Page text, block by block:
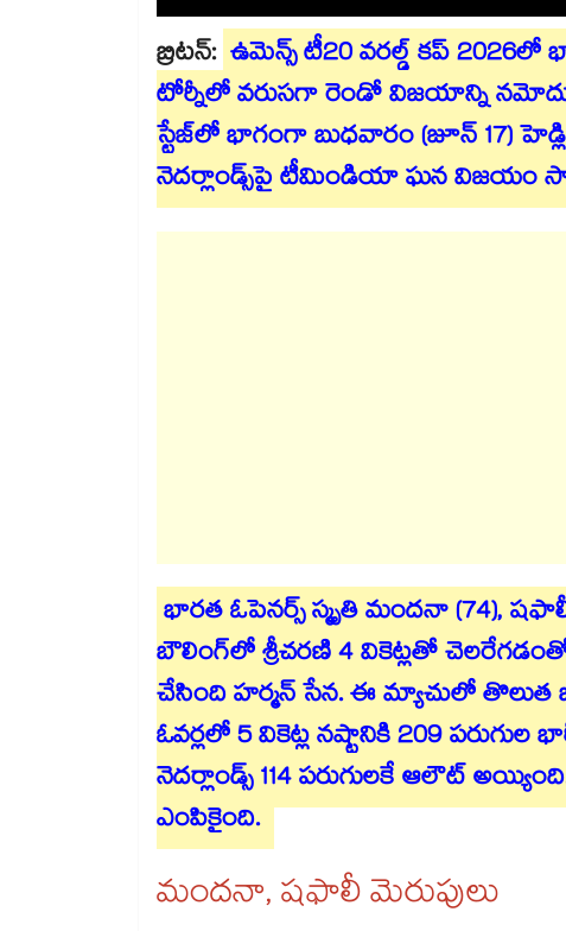
బ్రిటన్: ఉమెన్స్ టీ20 వరల్డ్ కప్
టోర్నీలో వరుసగా రెండో విజయాన్ని
స్టేజ్‎లో భాగంగా బుధవారం (జూన్ 17)
నెదర్లాండ్స్‌పై టీమిండియా ఘన విజయం
భారత ఓపెనర్స్ స్మృతి మందనా (74),
బౌలింగ్‎లో శ్రీచరణి 4 వికెట్లతో చెలరేగడంతో
చేసింది హర్మన్ సేన. ఈ మ్యాచులో తొలుత
ఓవర్లలో 5 వికెట్ల నష్టానికి 209 పరుగుల
నెదర్లాండ్స్ 114 పరుగులకే ఆలౌట్
ఎంపికైంది.
మందనా, షఫాలీ మెరుపులు